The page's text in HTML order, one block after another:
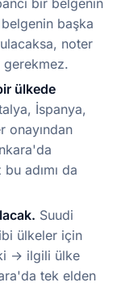
bir belgenin
başka
noter
gerekmez.
ülkede
İspanya,
onayından
adımı da
Suudi
ülkeler için
→ ilgili ülke
tek elden